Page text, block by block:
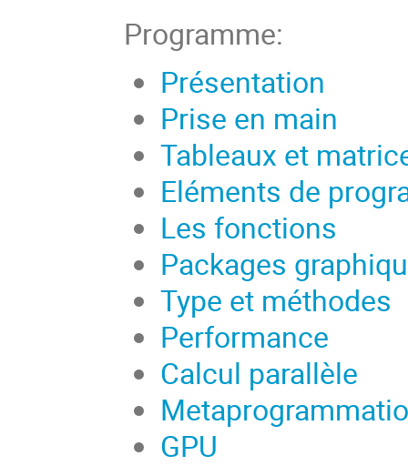
Programme:
Présentation
Prise en main
Tableaux et
Eléments de
Les fonctions
Packages
Type et méthodes
Performance
Calcul parallèle
GPU